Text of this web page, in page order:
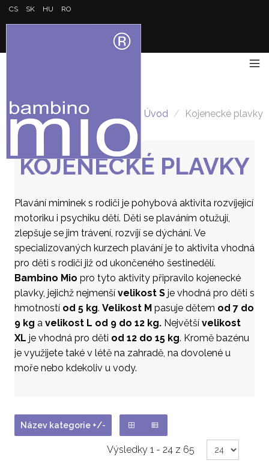
CS SK HU RO
Úvod / Kojenecké plavky
KOJENECKÉ PLAVKY
Plavání miminek s rodiči je pohybová aktivita rozvíjející
motoriku i psychiku dětí. Děti se plaváním otužují,
zlepšuje se jim trávení, rozvíjí se dýchání. Ve
specializovaných kurzech plavání je to aktivita vhodná
pro děti s rodiči již od ukončeného šestinedělí.
Bambino Mio pro tyto aktivity připravilo kojenecké
plavky, jejichž nejmenší velikost S je vhodná pro děti s
hmotností od 5 kg. Velikost M pasuje dětem od 7 do
9 kg a velikost L od 9 do 12 kg. Největší velikost
XL je vhodná pro děti od 12 do 15 kg. Kromě bazénu
je využijete také v létě na zahradě, na dovolené u
moře nebo kdekoliv u vody.
Název kategorie +/-
Výsledky 1 - 24 z 65